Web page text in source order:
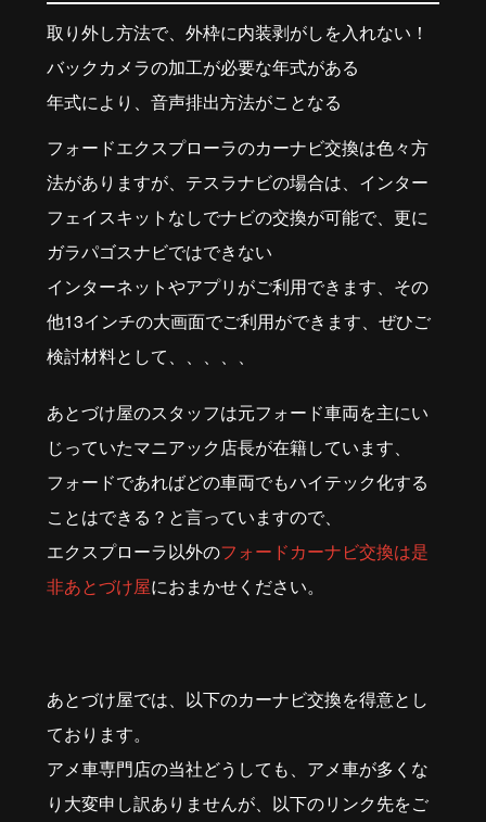
取り外し方法で、外枠に内装剥がしを入れない！
バックカメラの加工が必要な年式がある
年式により、音声排出方法がことなる
フォードエクスプローラのカーナビ交換は色々方
法がありますが、テスラナビの場合は、インター
フェイスキットなしでナビの交換が可能で、更に
ガラパゴスナビではできない
インターネットやアプリがご利用できます、その
他13インチの大画面でご利用ができます、ぜひご
検討材料として、、、、、
あとづけ屋のスタッフは元フォード車両を主にい
じっていたマニアック店長が在籍しています、
フォードであればどの車両でもハイテック化する
ことはできる？と言っていますので、
エクスプローラ以外のフォードカーナビ交換は是
非あとづけ屋におまかせください。
あとづけ屋では、以下のカーナビ交換を得意とし
ております。
アメ車専門店の当社どうしても、アメ車が多くな
り大変申し訳ありませんが、以下のリンク先をご